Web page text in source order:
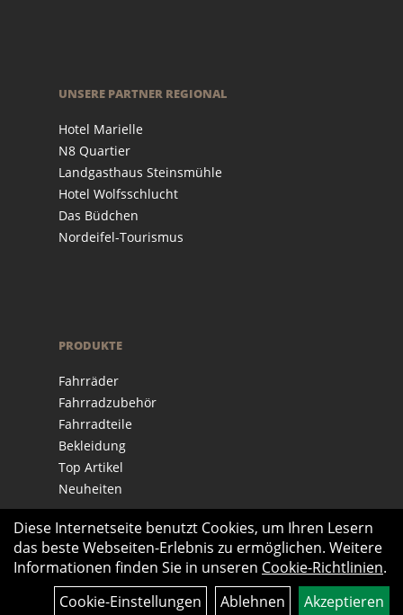
UNSERE PARTNER REGIONAL
Hotel Marielle
N8 Quartier
Landgasthaus Steinsmühle
Hotel Wolfsschlucht
Das Büdchen
Nordeifel-Tourismus
PRODUKTE
Fahrräder
Fahrradzubehör
Fahrradteile
Bekleidung
Top Artikel
Neuheiten
Diese Internetseite benutzt Cookies, um Ihren Lesern
das beste Webseiten-Erlebnis zu ermöglichen. Weitere
Informationen finden Sie in unseren Cookie-Richtlinien.
Cookie-Einstellungen
Ablehnen Akzeptieren